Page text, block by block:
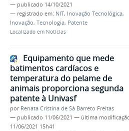
— publicado 14/10/2021
— registrado em: NIT, Inovação Tecnológica,
Inovação, Tecnologia, Patente
Localizado em Notícias
Equipamento que mede
batimentos cardíacos e
temperatura do pelame de
animais proporciona segunda
patente à Univasf
por Renata Cristina de Sá Barreto Freitas
— publicado 11/06/2021 — última
11/06/2021 15h41